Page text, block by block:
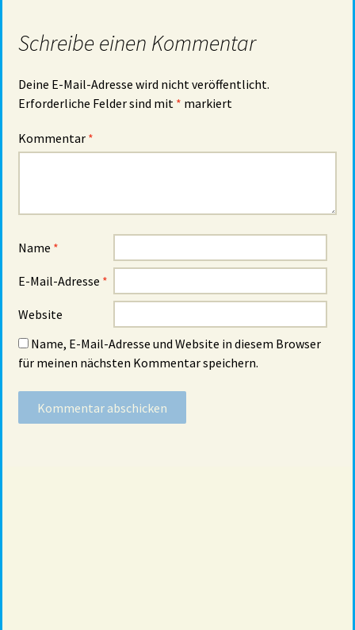
Schreibe einen Kommentar
Deine E-Mail-Adresse wird nicht veröffentlicht.
Erforderliche Felder sind mit * markiert
Kommentar *
Name *
E-Mail-Adresse *
Website
Name, E-Mail-Adresse und Website in diesem Browser
für meinen nächsten Kommentar speichern.